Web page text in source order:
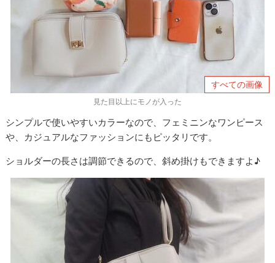
すべての画像
見た目以上にモノが入った
シンプルで使いやすいカラーなので、フェミニンなワンピース
や、カジュアルなファッションにもピッタリです。
ショルダーの長さは調節できるので、斜め掛けもできますよ♪